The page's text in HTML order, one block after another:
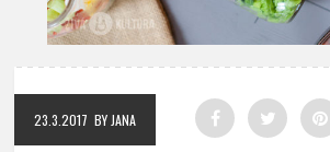
23.3.2017 BY JANA